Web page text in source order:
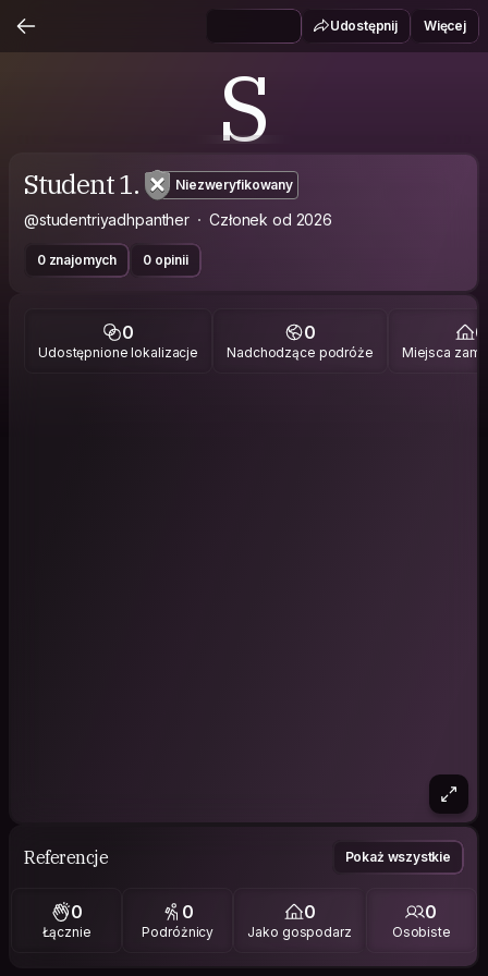
Udostępnij Więcej
S
Student 1. Niezweryfikowany
@studentriyadhpanther Członek od 2026
0 znajomych 0 opinii
0
Udostępnione lokalizacje
0
Nadchodzące podróże
0
Miejsca
Referencje Pokaż wszystkie
0
Łącznie
0
Podróżnicy
0
Jako gospodarz
0
Osobiste